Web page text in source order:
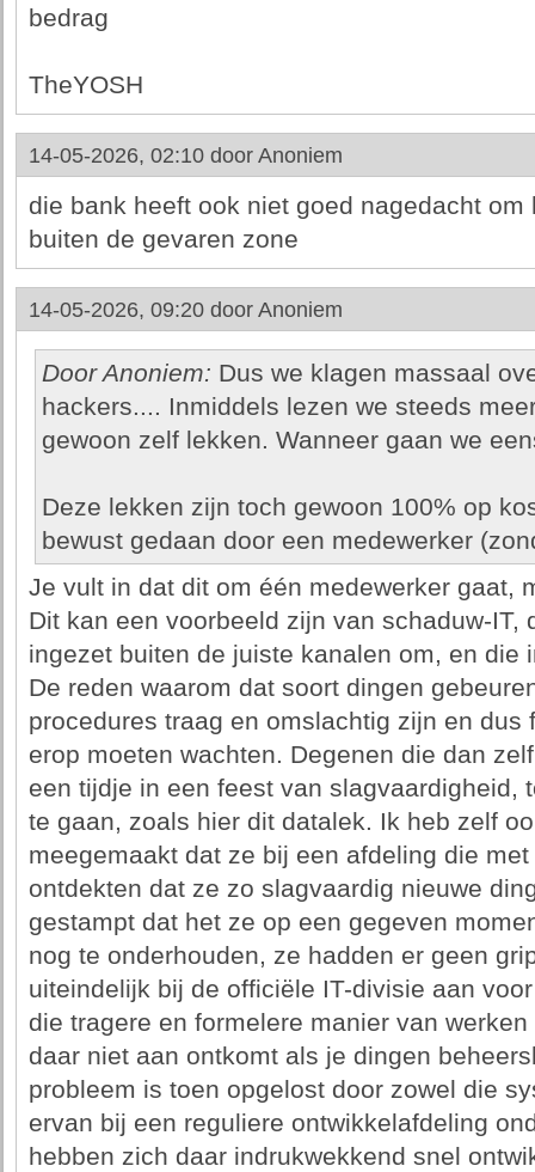
bedrag
TheYOSH
14-05-2026, 02:10 door Anoniem
die bank heeft ook niet goed nagedacht
buiten de gevaren zone
14-05-2026, 09:20 door Anoniem
Door Anoniem: Dus we klagen massaal
hackers.... Inmiddels lezen we steeds
gewoon zelf lekken. Wanneer gaan we
Deze lekken zijn toch gewoon 100% op
bewust gedaan door een medewerker
Je vult in dat dit om één medewerker gaat,
Dit kan een voorbeeld zijn van schaduw-IT,
ingezet buiten de juiste kanalen om, en die
De reden waarom dat soort dingen
procedures traag en omslachtig zijn en dus
erop moeten wachten. Degenen die dan
een tijdje in een feest van slagvaardigheid,
te gaan, zoals hier dit datalek. Ik heb zelf
meegemaakt dat ze bij een afdeling die
ontdekten dat ze zo slagvaardig nieuwe
gestampt dat het ze op een gegeven
nog te onderhouden, ze hadden er geen
uiteindelijk bij de officiële IT-divisie aan
die tragere en formelere manier van
daar niet aan ontkomt als je dingen
probleem is toen opgelost door zowel die
ervan bij een reguliere ontwikkelafdeling
hebben zich daar indrukwekkend snel